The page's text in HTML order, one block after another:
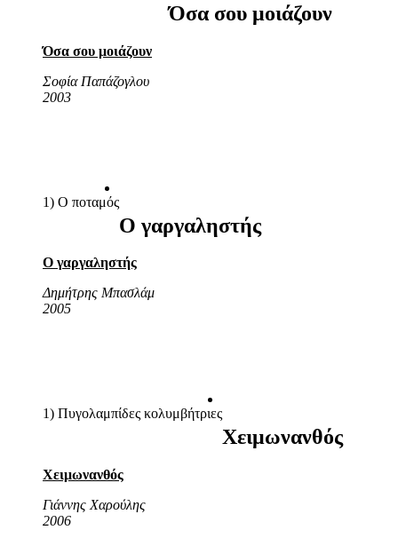
Όσα σου μοιάζουν
Όσα σου μοιάζουν
Σοφία Παπάζογλου
2003
1) Ο ποταμός
Ο γαργαληστής
Ο γαργαληστής
Δημήτρης Μπασλάμ
2005
1) Πυγολαμπίδες κολυμβήτριες
Χειμωνανθός
Χειμωνανθός
Γιάννης Χαρούλης
2006